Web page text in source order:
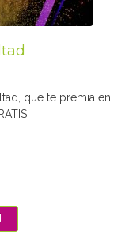
que te premia en